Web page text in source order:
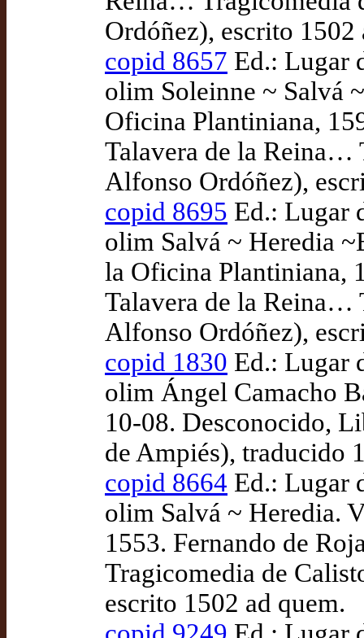
Ordóñez), escrito 1502
copid 8657 Ed.: Lugar
olim Soleinne ~ Salvá
Oficina Plantiniana,
Talavera de la Reina…
Alfonso Ordóñez),
copid 8695 Ed.: Lugar
olim Salvá ~ Heredia
la Oficina Plantiniana,
Talavera de la Reina…
Alfonso Ordóñez),
copid 1830 Ed.: Lugar
olim Ángel Camacho
10-08. Desconocido,
de Ampiés), traducido
copid 8664 Ed.: Lugar
olim Salvá ~ Heredia.
1553. Fernando de
Tragicomedia de
escrito 1502 ad quem.